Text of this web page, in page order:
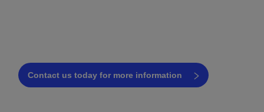
Contact us today for more information